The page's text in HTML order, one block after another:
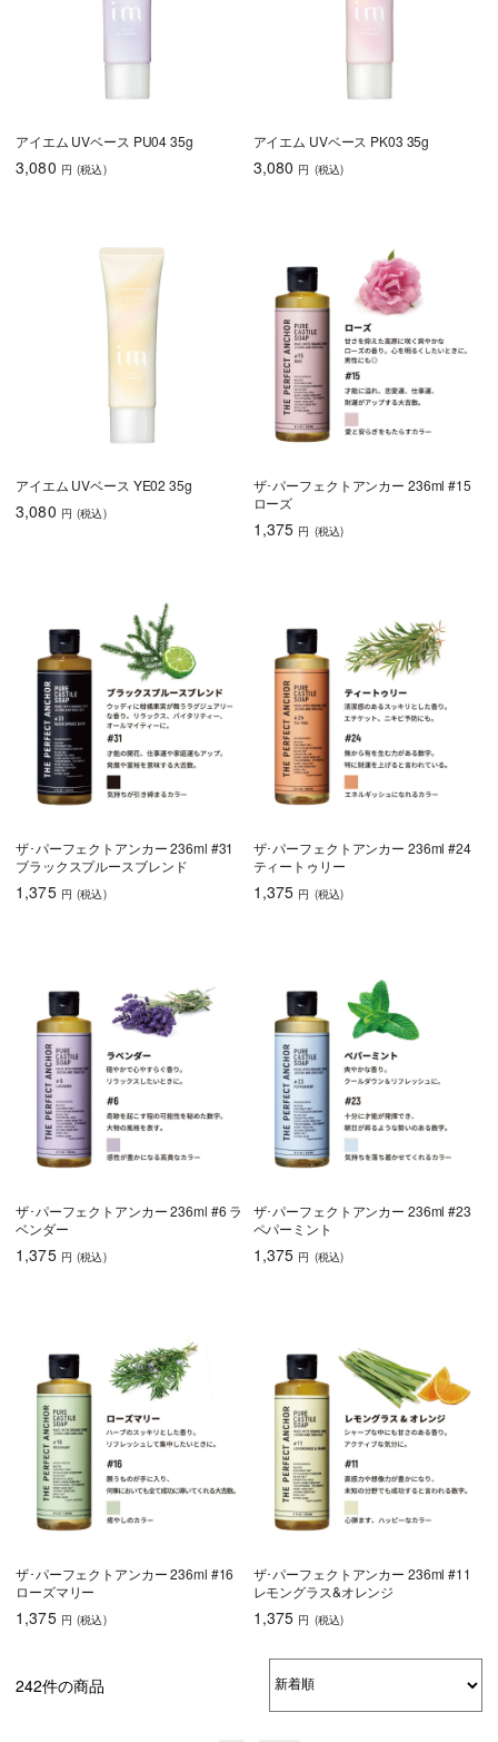
アイエム UVベース PU04 35g
3,080 円 (税込)
アイエム UVベース PK03 35g
3,080 円 (税込)
アイエム UVベース YE02 35g
3,080 円 (税込)
ザ･パーフェクトアンカー 236ml #15
ローズ
1,375 円 (税込)
ザ･パーフェクトアンカー 236ml #31
ブラックスプルースブレンド
1,375 円 (税込)
ザ･パーフェクトアンカー 236ml #24
ティートゥリー
1,375 円 (税込)
ザ･パーフェクトアンカー 236ml #6 ラ
ベンダー
1,375 円 (税込)
ザ･パーフェクトアンカー 236ml #23
ペパーミント
1,375 円 (税込)
ザ･パーフェクトアンカー 236ml #16
ローズマリー
1,375 円 (税込)
ザ･パーフェクトアンカー 236ml #11
レモングラス&オレンジ
1,375 円 (税込)
242件の商品